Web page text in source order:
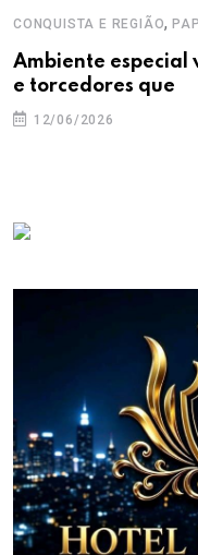
CONQUISTA E REGIÃO,
Ambiente especial
e torcedores que
12/06/2026